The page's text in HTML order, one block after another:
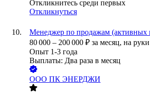
Откликнитесь среди первых
Откликнуться
Менеджер по продажам (активных
80 000 – 200 000 ₽ за месяц, на руки
Опыт 1-3 года
Выплаты: Два раза в месяц
ООО ПК ЭНЕРДЖИ